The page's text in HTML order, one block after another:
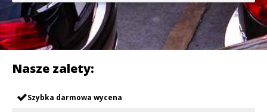
Nasze zalety:
Szybka darmowa wycena